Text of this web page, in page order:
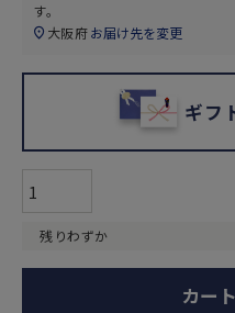
す。
大阪府お届け先を変更
ギフ
残りわずか
カー